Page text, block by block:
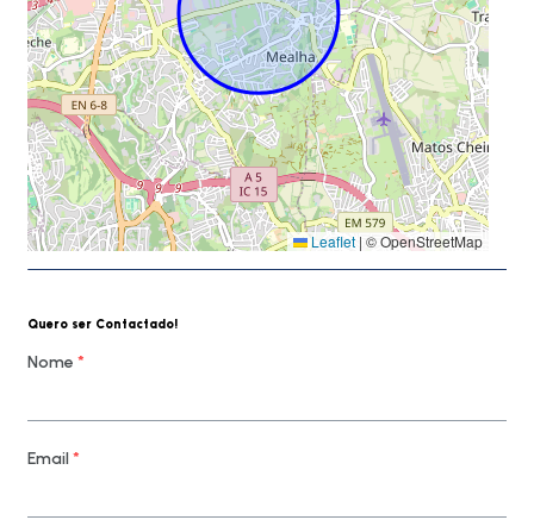
Leaflet | © OpenStreetMap
Quero ser Contactado!
Nome *
Email*